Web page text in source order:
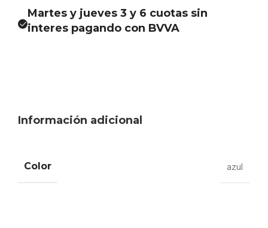
Martes y jueves 3 y 6 cuotas sin
interes pagando con BVVA
Información adicional
Color azul